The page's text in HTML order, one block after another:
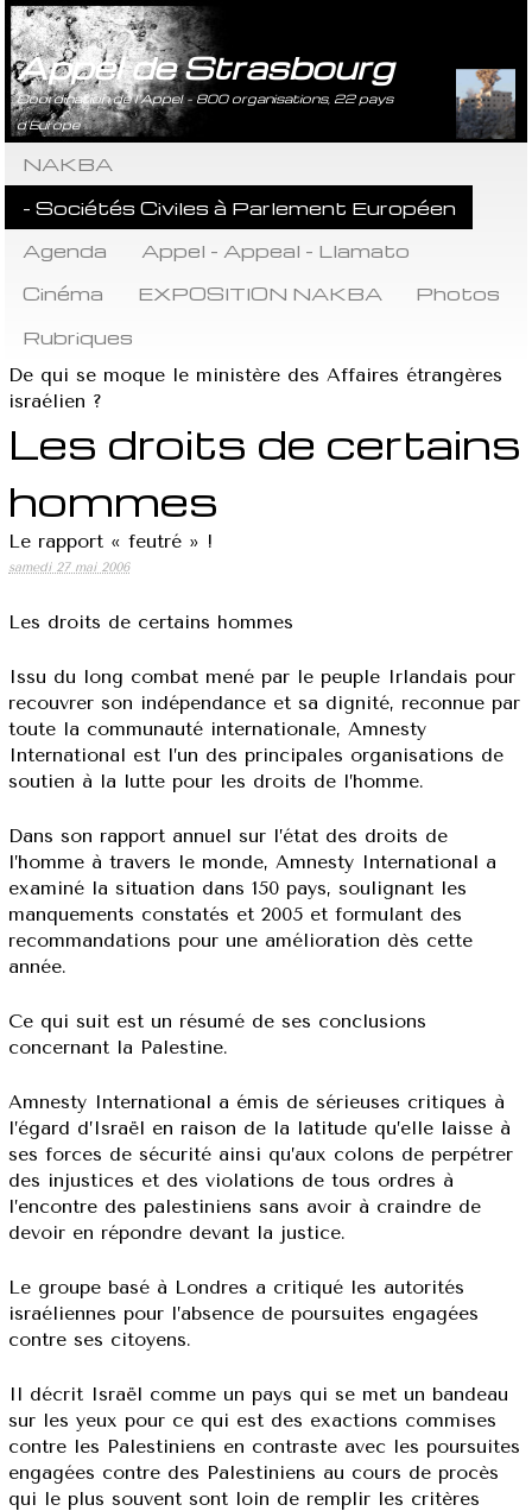
Appel de Strasbourg
Coordination de l’Appel - 800 organisations, 22 pays
d’Europe
NAKBA
- Sociétés Civiles à Parlement Européen
Agenda
Appel - Appeal - Llamato
Cinéma
EXPOSITION NAKBA
Photos
Rubriques
De qui se moque le ministère des Affaires étrangères
israélien ?
Les droits de certains
hommes
Le rapport « feutré » !
samedi 27 mai 2006
Les droits de certains hommes
Issu du long combat mené par le peuple Irlandais pour
recouvrer son indépendance et sa dignité, reconnue par
toute la communauté internationale, Amnesty
International est l’un des principales organisations de
soutien à la lutte pour les droits de l’homme.
Dans son rapport annuel sur l’état des droits de
l’homme à travers le monde, Amnesty International a
examiné la situation dans 150 pays, soulignant les
manquements constatés et 2005 et formulant des
recommandations pour une amélioration dès cette
année.
Ce qui suit est un résumé de ses conclusions
concernant la Palestine.
Amnesty International a émis de sérieuses critiques à
l’égard d’Israël en raison de la latitude qu’elle laisse à
ses forces de sécurité ainsi qu’aux colons de perpétrer
des injustices et des violations de tous ordres à
l’encontre des palestiniens sans avoir à craindre de
devoir en répondre devant la justice.
Le groupe basé à Londres a critiqué les autorités
israéliennes pour l’absence de poursuites engagées
contre ses citoyens.
Il décrit Israël comme un pays qui se met un bandeau
sur les yeux pour ce qui est des exactions commises
contre les Palestiniens en contraste avec les poursuites
engagées contre des Palestiniens au cours de procès
qui le plus souvent sont loin de remplir les critères